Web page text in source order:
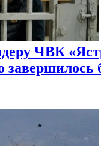
ЧВК